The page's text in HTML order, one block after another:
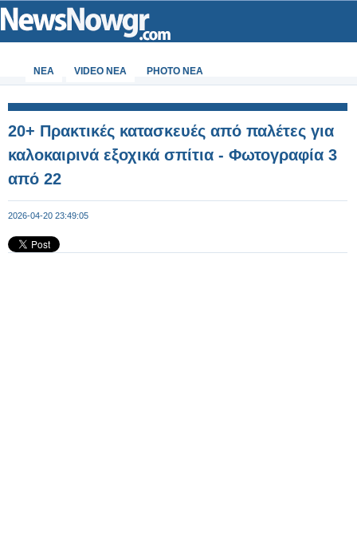
ΝΕΑ VIDEO NEA PHOTO NEA
20+ Πρακτικές κατασκευές από παλέτες για
καλοκαιρινά εξοχικά σπίτια - Φωτογραφία 3
από 22
2026-04-20 23:49:05